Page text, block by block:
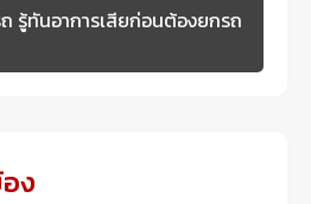
รู้ทันอาการเสียก่อนต้องยกรถ
ง